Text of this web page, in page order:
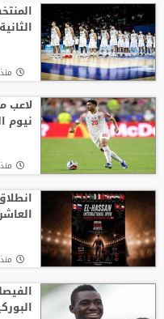
منذ2 ساعة
لاعب
نيوم
منذ3 ساعة
منذ2 ساعة